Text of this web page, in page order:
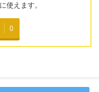
使えます。
0